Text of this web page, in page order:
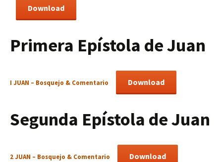
Download
Primera Epístola de Juan
I JUAN – Bosquejo & Comentario Download
Segunda Epístola de Juan
2 JUAN – Bosquejo & Comentario Download